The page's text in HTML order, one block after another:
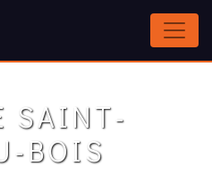
SAINT-
BOIS